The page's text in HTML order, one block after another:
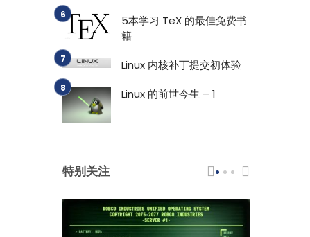
5本学习 TeX 的最佳免费书
籍
Linux 内核补丁提交初体验
Linux 的前世今生 – 1
特别关注